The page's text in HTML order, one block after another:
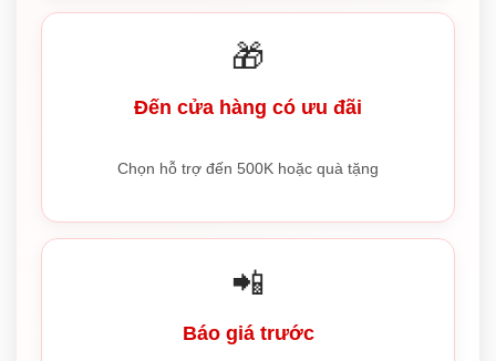
🎁
Đến cửa hàng có ưu đãi
Chọn hỗ trợ đến 500K hoặc quà tặng
📲
Báo giá trước